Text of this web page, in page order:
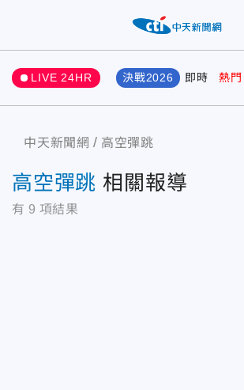
LIVE 24HR 決戰2026 即時 熱門
中天新聞網 高空彈跳
高空彈跳 相關報導
有 9 項結果